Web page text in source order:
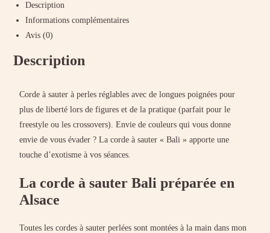
Description
Informations complémentaires
Avis (0)
Description
Corde à sauter à perles réglables avec de longues poignées pour
plus de liberté lors de figures et de la pratique (parfait pour le
freestyle ou les crossovers). Envie de couleurs qui vous donne
envie de vous évader ? La corde à sauter « Bali » apporte une
touche d’exotisme à vos séances.
La corde à sauter Bali préparée en
Alsace
Toutes les cordes à sauter perlées sont montées à la main dans mon